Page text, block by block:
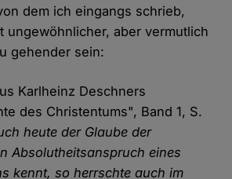
dem ich eingangs schrieb,
ungewöhnlicher, aber vermutlich
gehender sein:
Karlheinz Deschners
des Christentums", Band 1, S.
heute der Glaube der
Absolutheitsanspruch eines
kennt, so herrschte auch im